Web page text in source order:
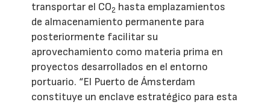
transportar el CO2 hasta emplazamientos
de almacenamiento permanente para
posteriormente facilitar su
aprovechamiento como materia prima en
proyectos desarrollados en el entorno
portuario. “El Puerto de Ámsterdam
constituye un enclave estratégico para esta